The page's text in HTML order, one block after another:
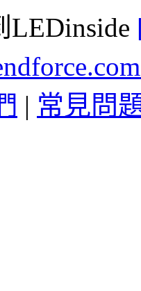
LEDinside
| 常見問